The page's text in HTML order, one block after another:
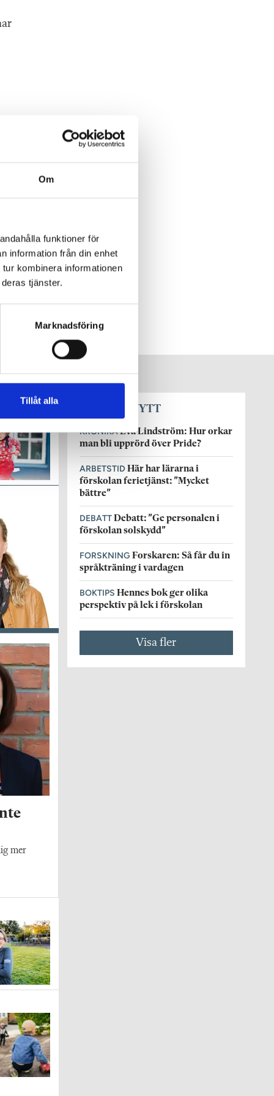
Om
funktioner för
information från din enhet
kombinera informationen
tjänster.
Marknadsföring
Tillåt alla
mer
SENASTE NYTT
KRÖNIKAEva Lindström: Hur orkar
man bli upprörd över Pride?
ARBETSTID Här har lärarna i
förskolan ferietjänst: ”Mycket
bättre”
DEBATT Debatt: ”Ge personalen i
förskolan solskydd”
FORSKNING Forskaren: Så får du in
språkträning i vardagen
BOKTIPS Hennes bok ger olika
perspektiv på lek i förskolan
Visa fler